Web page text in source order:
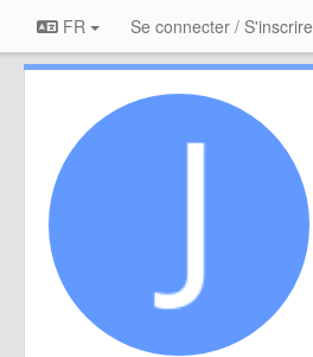
FR Se connecter / S'inscrire